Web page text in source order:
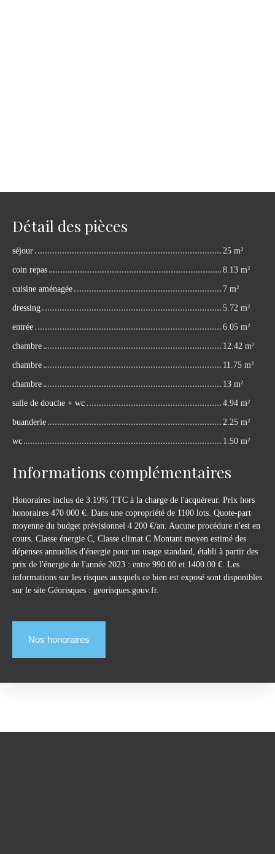
Détail des pièces
séjour
25 m²
coin repas
8.13 m²
cuisine aménagée
7 m²
dressing
5.72 m²
entrée
6.05 m²
chambre
12.42 m²
chambre
11.75 m²
chambre
13 m²
salle de douche + wc
4.94 m²
buanderie
2.25 m²
wc
1.50 m²
Informations complémentaires
Honoraires inclus de 3.19% TTC à la charge de l'acquéreur. Prix hors
honoraires 470 000 €. Dans une copropriété de 1100 lots. Quote-part
moyenne du budget prévisionnel 4 200 €/an. Aucune procédure n'est en
cours. Classe énergie C, Classe climat C Montant moyen estimé des
dépenses annuelles d'énergie pour un usage standard, établi à partir des
prix de l'énergie de l'année 2023 : entre 990.00 et 1400.00 €. Les
informations sur les risques auxquels ce bien est exposé sont disponibles
sur le site Géorisques : georisques.gouv.fr.
Nos honoraires